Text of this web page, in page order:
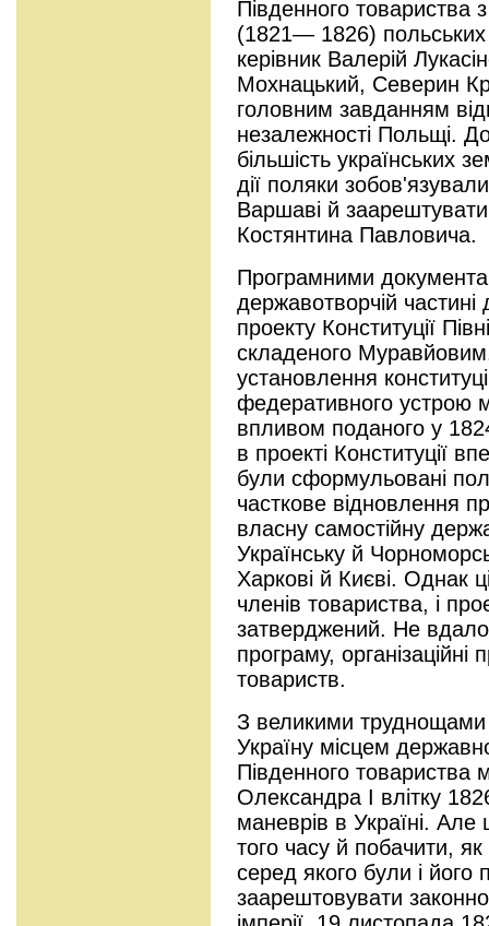
Південного товариства
(1821— 1826) польських
керівник Валерій
Мохнацький, Северин
головним завданням
незалежності Польщі.
більшість українських
дії поляки
Варшаві й
Костянтина Павловича.
Програмними
державотворчій
проекту Конституції
складеного
установлення
федеративного устрою
впливом поданого у
в проекті Конституції
були сформульовані
часткове відновлення
власну самостійну
Українську й
Харкові й Києві. Однак
членів товариства, і
затверджений. Не
програму,
товариств.
З великими
Україну місцем
Південного товариства
Олександра І влітку
маневрів в Україні.
того часу й побачити, як
серед якого були і його
заарештовувати